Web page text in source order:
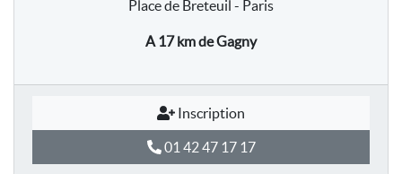
Place de Breteuil - Paris
A 17 kmde Gagny
Inscription
01 42 47 17 17